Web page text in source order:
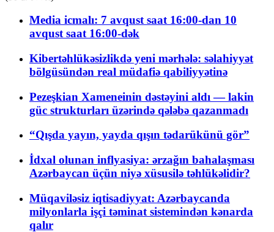
Media icmalı: 7 avqust saat 16:00-dan 10
avqust saat 16:00-dək
Kibertəhlükəsizlikdə yeni mərhələ: səlahiyyət
bölgüsündən real müdafiə qabiliyyətinə
Pezeşkian Xameneinin dəstəyini aldı — lakin
güc strukturları üzərində qələbə qazanmadı
“Qışda yayın, yayda qışın tədarükünü gör”
İdxal olunan inflyasiya: ərzağın bahalaşması
Azərbaycan üçün niyə xüsusilə təhlükəlidir?
Müqaviləsiz iqtisadiyyat: Azərbaycanda
milyonlarla işçi təminat sistemindən kənarda
qalır